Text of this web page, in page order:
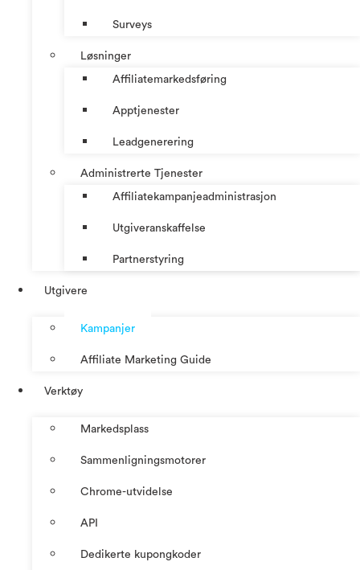
Surveys
Løsninger
Affiliatemarkedsføring
Apptjenester
Leadgenerering
Administrerte Tjenester
Affiliatekampanjeadministrasjon
Utgiveranskaffelse
Partnerstyring
Utgivere
Kampanjer
Affiliate Marketing Guide
Verktøy
Markedsplass
Sammenligningsmotorer
Chrome-utvidelse
API
Dedikerte kupongkoder